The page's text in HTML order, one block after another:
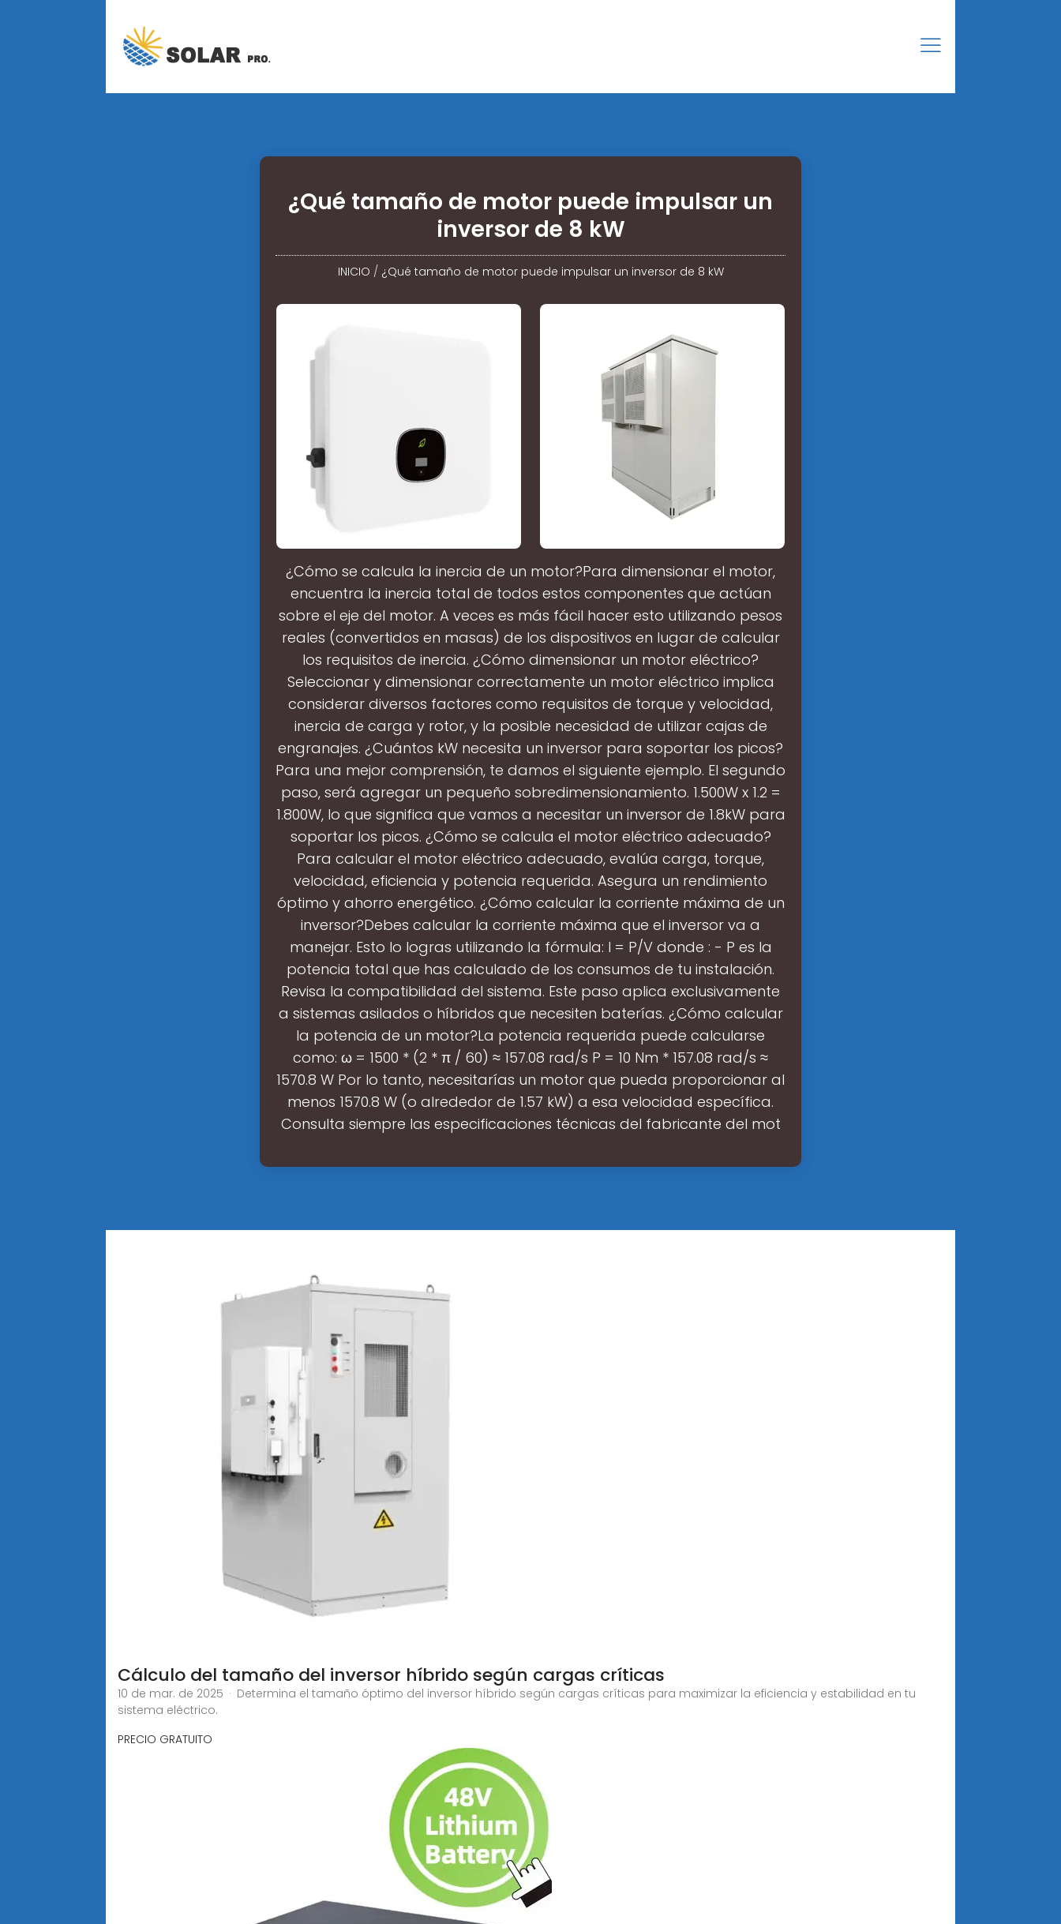
¿Qué tamaño de motor puede impulsar un
inversor de 8 kW
INICIO / ¿Qué tamaño de motor puede impulsar un inversor de 8 kW
¿Cómo se calcula la inercia de un motor?Para dimensionar el motor,
encuentra la inercia total de todos estos componentes que actúan
sobre el eje del motor. A veces es más fácil hacer esto utilizando pesos
reales (convertidos en masas) de los dispositivos en lugar de calcular
los requisitos de inercia. ¿Cómo dimensionar un motor eléctrico?
Seleccionar y dimensionar correctamente un motor eléctrico implica
considerar diversos factores como requisitos de torque y velocidad,
inercia de carga y rotor, y la posible necesidad de utilizar cajas de
engranajes. ¿Cuántos kW necesita un inversor para soportar los picos?
Para una mejor comprensión, te damos el siguiente ejemplo. El segundo
paso, será agregar un pequeño sobredimensionamiento. 1.500W x 1.2 =
1.800W, lo que significa que vamos a necesitar un inversor de 1.8kW para
soportar los picos. ¿Cómo se calcula el motor eléctrico adecuado?
Para calcular el motor eléctrico adecuado, evalúa carga, torque,
velocidad, eficiencia y potencia requerida. Asegura un rendimiento
óptimo y ahorro energético. ¿Cómo calcular la corriente máxima de un
inversor?Debes calcular la corriente máxima que el inversor va a
manejar. Esto lo logras utilizando la fórmula: I = P/V donde : - P es la
potencia total que has calculado de los consumos de tu instalación.
Revisa la compatibilidad del sistema. Este paso aplica exclusivamente
a sistemas asilados o híbridos que necesiten baterías. ¿Cómo calcular
la potencia de un motor?La potencia requerida puede calcularse
como: ω = 1500 * (2 * π / 60) ≈ 157.08 rad/s P = 10 Nm * 157.08 rad/s ≈
1570.8 W Por lo tanto, necesitarías un motor que pueda proporcionar al
menos 1570.8 W (o alrededor de 1.57 kW) a esa velocidad específica.
Consulta siempre las especificaciones técnicas del fabricante del mot
Cálculo del tamaño del inversor híbrido según cargas críticas
10 de mar. de 2025 · Determina el tamaño óptimo del inversor híbrido según cargas críticas para maximizar la eficiencia y estabilidad en tu
sistema eléctrico.
PRECIO GRATUITO